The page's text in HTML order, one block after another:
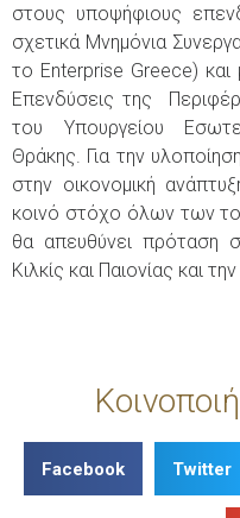
στους υποψήφιους
σχετικά Μνημόνια
το Enterprise Greece) και
Επενδύσεις της
του Υπουργείου
Θράκης. Για την
στην οικονομική
κοινό στόχο όλων των
θα απευθύνει πρόταση
Κιλκίς και Παιονίας και
Facebook Twitter